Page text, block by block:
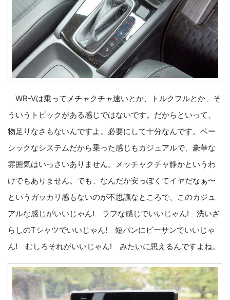
WR-Vは乗ってメチャクチャ速いとか、トルクフルとか、そ
ういうトピックがある感じではないです。だからといって、
物足りなさもないんですよ。必要にして十分なんです。ベー
シックなシステムだから乗った感じもカジュアルで、豪華な
雰囲気はいっさいありません。メッチャクチャ静かというわ
けでもありません。でも、なんだか安っぽくてイヤだなぁ〜
というガッカリ感もないのが不思議なところで、このカジュ
アルな感じがいいじゃん! ラフな感じでいいじゃん! 洗いざ
らしのTシャツでいいじゃん! 短パンにビーサンでいいじゃ
ん! むしろそれがいいじゃん! みたいに思えるんですよね。